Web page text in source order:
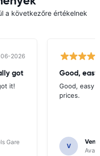
a következőre értékelnek
2026
got
it!
Gare
Good,
Good, easy
prices.
V